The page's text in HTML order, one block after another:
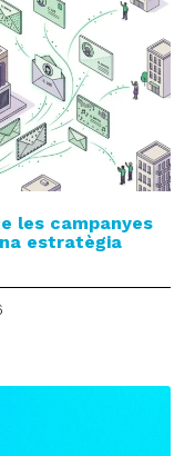
les campanyes
estratègia